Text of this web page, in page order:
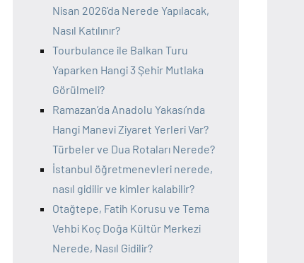
Nisan 2026’da Nerede Yapılacak,
Nasıl Katılınır?
Tourbulance ile Balkan Turu
Yaparken Hangi 3 Şehir Mutlaka
Görülmeli?
Ramazan’da Anadolu Yakası’nda
Hangi Manevi Ziyaret Yerleri Var?
Türbeler ve Dua Rotaları Nerede?
İstanbul öğretmenevleri nerede,
nasıl gidilir ve kimler kalabilir?
Otağtepe, Fatih Korusu ve Tema
Vehbi Koç Doğa Kültür Merkezi
Nerede, Nasıl Gidilir?